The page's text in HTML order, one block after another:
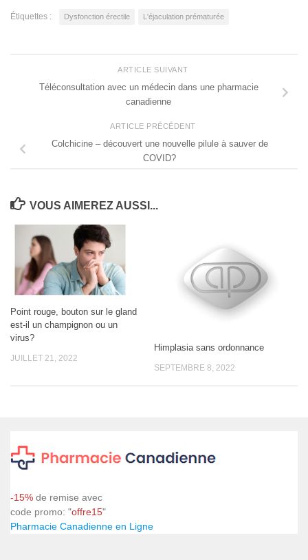
Étiquettes : Dysfonction érectile L'éjaculation prématurée
ARTICLE SUIVANT
Téléconsultation avec un médecin dans une pharmacie
canadienne
ARTICLE PRÉCÉDENT
Colchicine – découvert une nouvelle pilule à sauver de
COVID?
VOUS AIMEREZ AUSSI...
Point rouge, bouton sur le gland
est-il un champignon ou un
virus?
JUILLET 21, 2022
Himplasia sans ordonnance
SEPTEMBRE 8, 2022
-15% de remise avec
code promo: "offre15"
Pharmacie Canadienne en Ligne